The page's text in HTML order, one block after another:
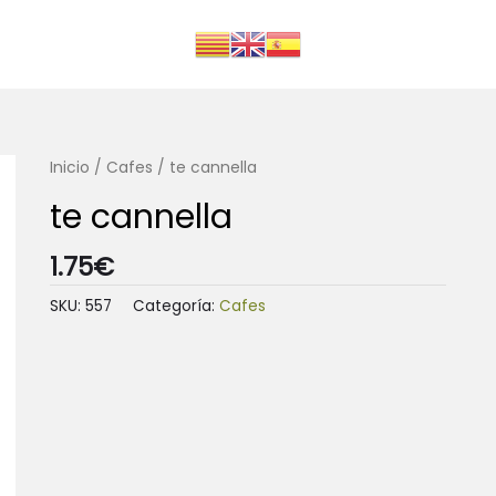
Inicio / Cafes / te cannella
te cannella
1.75€
SKU: 557 Categoría: Cafes